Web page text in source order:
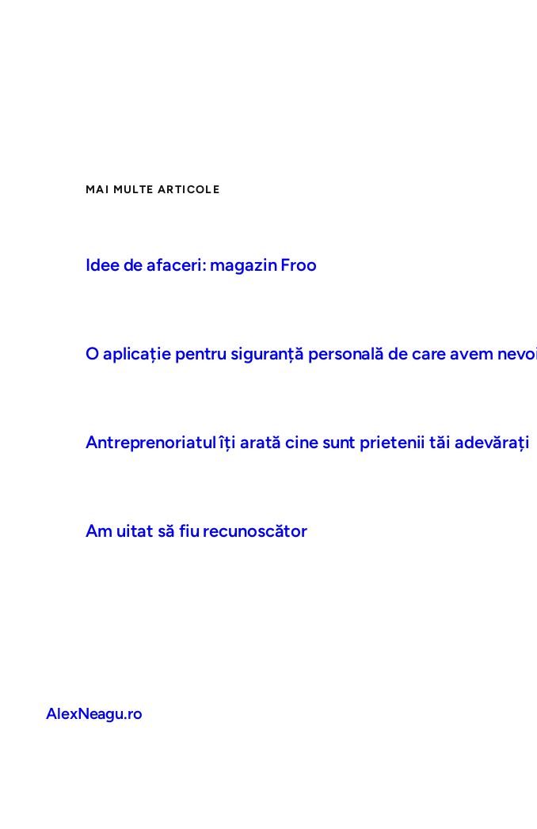
MAI MULTE ARTICOLE
Idee de afaceri: magazin Froo
O aplicație pentru siguranță personală de care avem
Antreprenoriatul îți arată cine sunt prietenii tăi adevărați
Am uitat să fiu recunoscător
AlexNeagu.ro